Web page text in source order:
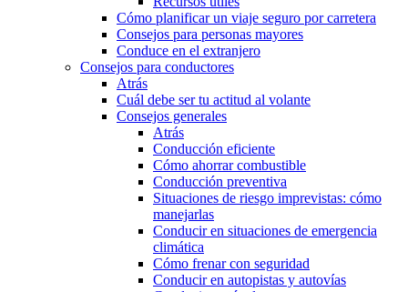
Cómo planificar un viaje seguro por carretera
Consejos para personas mayores
Conduce en el extranjero
Consejos para conductores
Atrás
Cuál debe ser tu actitud al volante
Consejos generales
Atrás
Conducción eficiente
Cómo ahorrar combustible
Conducción preventiva
Situaciones de riesgo imprevistas: cómo
manejarlas
Conducir en situaciones de emergencia
climática
Cómo frenar con seguridad
Conducir en autopistas y autovías